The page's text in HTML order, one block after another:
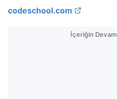
codeschool.com
İçeriğin